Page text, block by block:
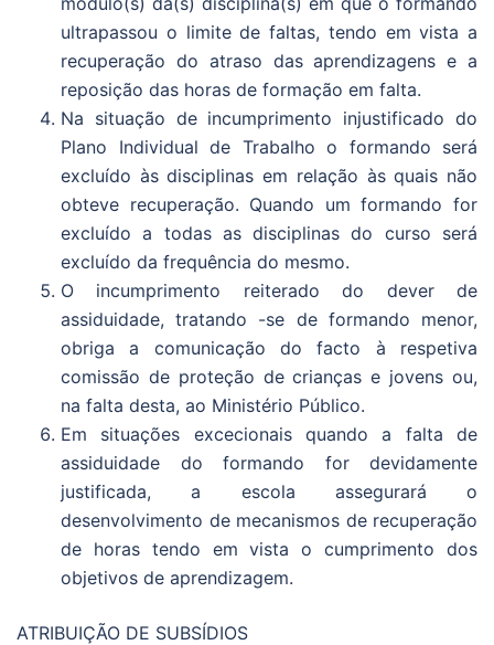
ultrapassou o limite de faltas, tendo em vista a
recuperação do atraso das aprendizagens e a
reposição das horas de formação em falta.
Na situação de incumprimento injustificado do
Plano Individual de Trabalho o formando será
excluído às disciplinas em relação às quais não
obteve recuperação. Quando um formando for
excluído a todas as disciplinas do curso será
excluído da frequência do mesmo.
O incumprimento reiterado do dever de
assiduidade, tratando -se de formando menor,
obriga a comunicação do facto à respetiva
comissão de proteção de crianças e jovens ou,
na falta desta, ao Ministério Público.
Em situações excecionais quando a falta de
assiduidade do formando for devidamente
justificada, a escola assegurará o
desenvolvimento de mecanismos de recuperação
de horas tendo em vista o cumprimento dos
objetivos de aprendizagem.
ATRIBUIÇÃO DE SUBSÍDIOS